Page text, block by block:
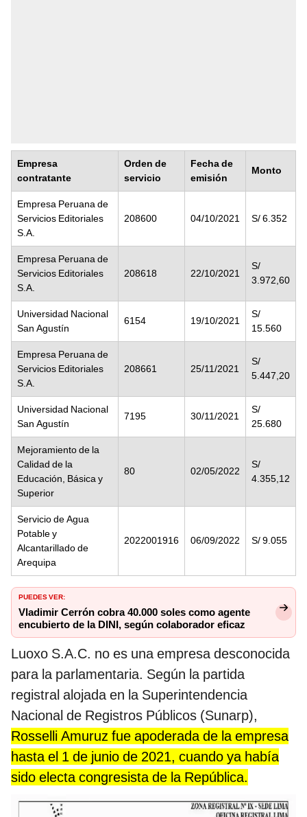
Empresa
contratante
Orden de
servicio
Fecha de
emisión
Monto
Empresa Peruana de
Servicios Editoriales
S.A.
208600 04/10/2021 S/ 6.352
Empresa Peruana de
Servicios Editoriales
S.A.
208618 22/10/2021
S/
3.972,60
Universidad Nacional
San Agustín
6154 19/10/2021
S/
15.560
Empresa Peruana de
Servicios Editoriales
S.A.
208661 25/11/2021
S/
5.447,20
Universidad Nacional
San Agustín
7195 30/11/2021
S/
25.680
Mejoramiento de la
Calidad de la
Educación, Básica y
Superior
80 02/05/2022
S/
4.355,12
Servicio de Agua
Potable y
Alcantarillado de
Arequipa
2022001916 06/09/2022 S/ 9.055
PUEDES VER:
Vladimir Cerrón cobra 40.000 soles como agente
encubierto de la DINI, según colaborador eficaz
Luoxo S.A.C. no es una empresa desconocida
para la parlamentaria. Según la partida
registral alojada en la Superintendencia
Nacional de Registros Públicos (Sunarp),
Rosselli Amuruz fue apoderada de la empresa
hasta el 1 de junio de 2021, cuando ya había
sido electa congresista de la República.